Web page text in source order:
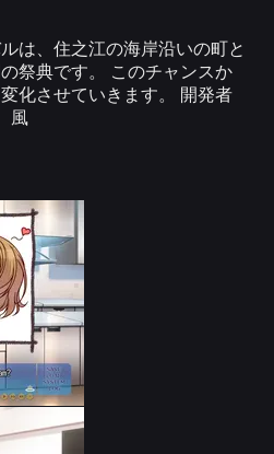
は、住之江の海岸沿いの町と
祭典です。 このチャンスか
化させていきます。 開発者
風